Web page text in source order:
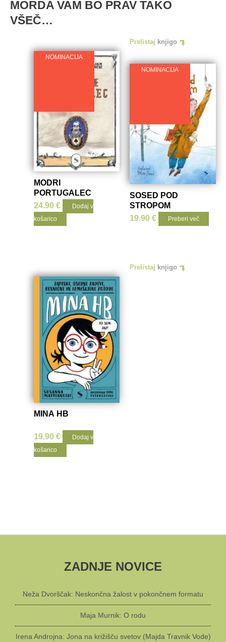
MORDA VAM BO PRAV TAKO
VŠEČ…
Prelistaj knjigo
NOMINACIJA
MODRI
PORTUGALEC
24.90€
Dodaj v
košarico
NOMINACIJA
SOSED POD
STROPOM
19.90 € Preberi več
Prelistaj knjigo
MINA HB
19.90€
Dodaj v
košarico
ZADNJE NOVICE
Neža Dvorščak: Neskončna žalost v pokončnem formatu
Maja Murnik: O rodu
Irena Androjna: Jona na križišču svetov (Majda Travnik Vode)